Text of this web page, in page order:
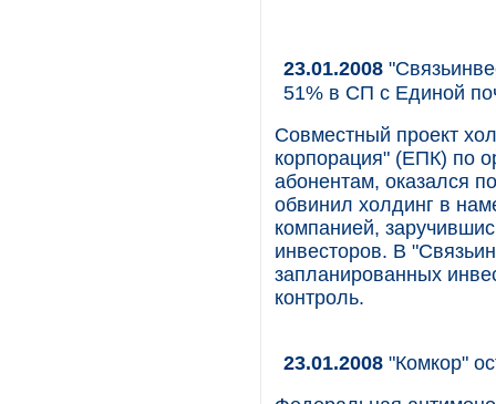
23.01.2008
51% в СП с Единой
Совместный проект
корпорация" (ЕПК) по
абонентам, оказался
обвинил холдинг в
компанией,
инвесторов. В
запланированных
контроль.
23.01.2008 "Комкор"